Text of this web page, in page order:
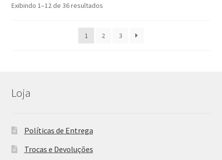
Exibindo 1–12 de 36 resultados
1 2 3
Loja
Políticas de Entrega
Trocas e Devoluções